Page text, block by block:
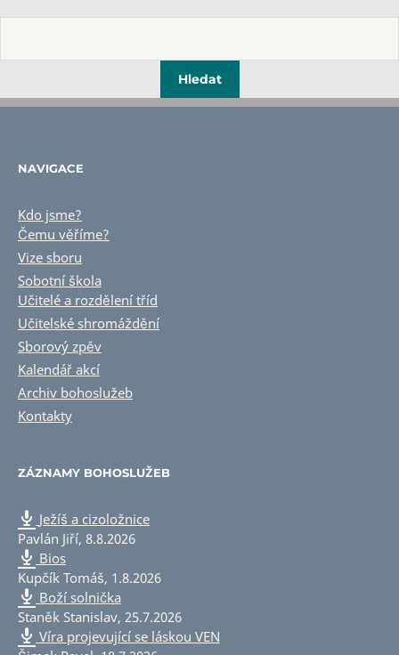
NAVIGACE
Kdo jsme?
Čemu věříme?
Vize sboru
Sobotní škola
Učitelé a rozdělení tříd
Učitelské shromáždění
Sborový zpěv
Kalendář akcí
Archiv bohoslužeb
Kontakty
ZÁZNAMY BOHOSLUŽEB
Ježíš a cizoložnice
Pavlán Jiří, 8.8.2026
Bios
Kupčík Tomáš, 1.8.2026
Boží solnička
Staněk Stanislav, 25.7.2026
Víra projevující se láskou VEN